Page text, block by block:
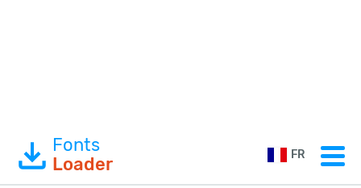
Fonts
Loader
FR